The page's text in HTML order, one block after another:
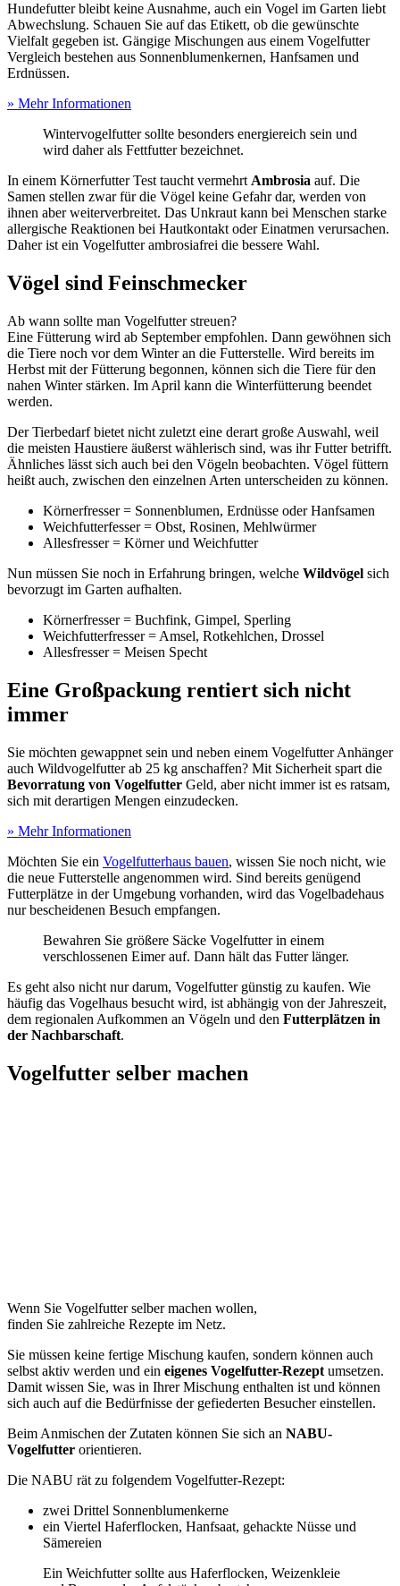
Hundefutter bleibt keine Ausnahme, auch ein Vogel im Garten liebt
Abwechslung. Schauen Sie auf das Etikett, ob die gewünschte
Vielfalt gegeben ist. Gängige Mischungen aus einem Vogelfutter
Vergleich bestehen aus Sonnenblumenkernen, Hanfsamen und
Erdnüssen.
» Mehr Informationen
Wintervogelfutter sollte besonders energiereich sein und
wird daher als Fettfutter bezeichnet.
In einem Körnerfutter Testtaucht vermehrtAmbrosia auf. Die
Samen stellen zwar für die Vögel keine Gefahr dar, werden von
ihnen aber weiterverbreitet. Das Unkraut kann bei Menschen starke
allergische Reaktionen bei Hautkontakt oder Einatmen verursachen.
Daher ist ein Vogelfutter ambrosiafrei die bessere Wahl.
Vögel sind Feinschmecker
Ab wann sollte man Vogelfutter streuen?
Eine Fütterung wird ab September empfohlen. Dann gewöhnen sich
die Tiere noch vor dem Winter an die Futterstelle. Wird bereits im
Herbst mit der Fütterung begonnen, können sich die Tiere für den
nahen Winter stärken. Im April kann die Winterfütterung beendet
werden.
Der Tierbedarf bietet nicht zuletzt eine derart große Auswahl, weil
die meisten Haustiere äußerst wählerisch sind, was ihr Futter betrifft.
Ähnliches lässt sich auch bei den Vögeln beobachten. Vögel füttern
heißt auch, zwischen den einzelnen Arten unterscheiden zu können.
Körnerfresser = Sonnenblumen, Erdnüsse oder Hanfsamen
Weichfutterfesser = Obst, Rosinen, Mehlwürmer
Allesfresser = Körner und Weichfutter
Nun müssen Sie noch in Erfahrung bringen, welche Wildvögel sich
bevorzugt im Garten aufhalten.
Körnerfresser = Buchfink, Gimpel, Sperling
Weichfutterfresser = Amsel, Rotkehlchen, Drossel
Allesfresser = Meisen Specht
Eine Großpackung rentiert sich nicht
immer
Sie möchten gewappnet sein und neben einem Vogelfutter Anhänger
auch Wildvogelfutter ab 25 kg anschaffen? Mit Sicherheit spart die
Bevorratung von Vogelfutter Geld, aber nicht immer ist es ratsam,
sich mit derartigen Mengen einzudecken.
» Mehr Informationen
Möchten Sie ein Vogelfutterhaus bauen, wissen Sie noch nicht, wie
die neue Futterstelle angenommen wird. Sind bereits genügend
Futterplätze in der Umgebung vorhanden, wird das Vogelbadehaus
nur bescheidenen Besuch empfangen.
Bewahren Sie größere Säcke Vogelfutter in einem
verschlossenen Eimer auf. Dann hält das Futter länger.
Es geht also nicht nur darum, Vogelfutter günstig zu kaufen. Wie
häufig das Vogelhaus besucht wird, ist abhängig von der Jahreszeit,
dem regionalen Aufkommen an Vögeln und den Futterplätzen in
der Nachbarschaft.
Vogelfutter selber machen
Wenn Sie Vogelfutter selber machen wollen,
finden Sie zahlreiche Rezepte im Netz.
Sie müssen keine fertige Mischung kaufen, sondern können auch
selbst aktiv werden und ein eigenes Vogelfutter-Rezept umsetzen.
Damit wissen Sie, was in Ihrer Mischung enthalten ist und können
sich auch auf die Bedürfnisse der gefiederten Besucher einstellen.
Beim Anmischen der Zutaten können Sie sich an NABU-
Vogelfutter orientieren.
Die NABU rät zu folgendem Vogelfutter-Rezept:
zwei Drittel Sonnenblumenkerne
ein Viertel Haferflocken, Hanfsaat, gehackte Nüsse und
Sämereien
Ein Weichfutter sollte aus Haferflocken, Weizenkleie